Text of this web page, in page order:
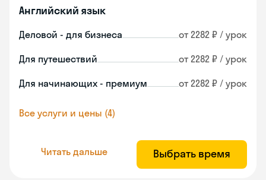
Английский язык
Деловой - для бизнеса от 2282 ₽ / урок
Для путешествий от 2282 ₽ / урок
Для начинающих - премиум от 2282 ₽ / урок
Все услуги и цены (4)
Читать дальше Выбрать время